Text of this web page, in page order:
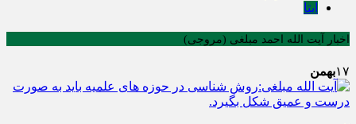
ایتا
اخبار آیت الله احمد مبلغی (مروجی)
۱۷بهمن